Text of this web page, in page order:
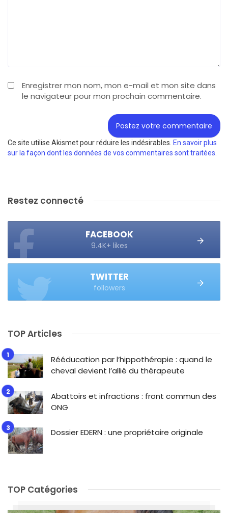
Enregistrer mon nom, mon e-mail et mon site dans
le navigateur pour mon prochain commentaire.
Ce site utilise Akismet pour réduire les indésirables. En savoir plus
sur la façon dont les données de vos commentaires sont traitées
Restez connecté
FACEBOOK
9.4K+ likes
TWITTER
followers
TOP Articles
Rééducation par l’hippothérapie : quand le
cheval devient l’allié du thérapeute
Abattoirs et infractions : front commun des
ONG
Dossier EDERN : une propriétaire originale
TOP Catégories